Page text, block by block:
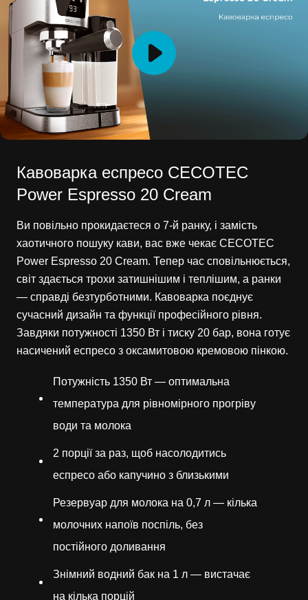
Кавоварка еспресо CECOTEC
Power Espresso 20 Cream
Ви повільно прокидаєтеся о 7-й ранку, і замість
хаотичного пошуку кави, вас вже чекає CECOTEC
Power Espresso 20 Cream. Тепер час сповільнюється,
світ здається трохи затишнішим і теплішим, а ранки
— справді безтурботними. Кавоварка поєднує
сучасний дизайн та функції професійного рівня.
Завдяки потужності 1350 Вт і тиску 20 бар, вона готує
насичений еспресо з оксамитовою кремовою пінкою.
Потужність 1350 Вт — оптимальна
температура для рівномірного прогріву
води та молока
2 порції за раз, щоб насолодитись
еспресо або капучино з близькими
Резервуар для молока на 0,7 л — кілька
молочних напоїв поспіль, без
постійного доливання
Знімний водний бак на 1 л — вистачає
на кілька порцій